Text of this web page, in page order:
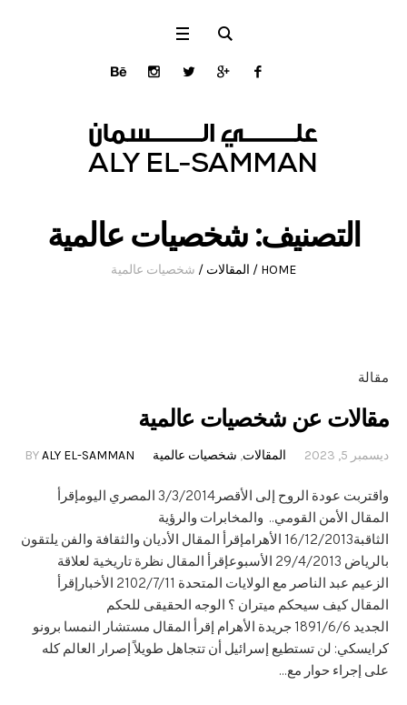
التصنيف:شخصيات عالمية
HOME
/ المقالات / شخصيات عالمية
مقالة
مقالات عن شخصيات عالمية
ديسمبر 5, 2023 المقالات, شخصيات عالمية BYALY EL-SAMMAN
واقتربت عودة الروح إلى الأقصر3/3/2014 المصري اليومإقرأ
المقال الأمن القومي.. والمخابرات والرؤية
الثاقبة16/12/2013 الأهرامإقرأ المقال الأديان والثقافة والفن يلتقون
بالرياض ‏‏29/4/2013 الأسبوعإقرأ المقال نظرة تاريخية لعلاقة
الزعيم عبد الناصر مع الولايات المتحدة ‮11/7/2012 الأخبارإقرأ
المقال كيف سيحكم ميتران ؟ الوجه الحقيقى للحكم
الجديد 6/6/1981 جريدة الأهرام إقرأ المقال مستشار النمسا برونو
كرايسكي: لن تستطيع إسرائيل أن تتجاهل طويلاً إصرار العالم كله
على إجراء حوار مع...